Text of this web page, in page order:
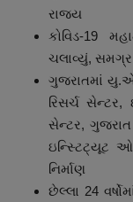
રાજ્ય
કોવિડ-19
ચલાવ્યું, સમગ્ર
ગુજરાતમાં
રિસર્ચ
સેન્ટર,
ઇન્સ્ટિટ્યૂટ
નિર્માણ
છેલ્લા 24